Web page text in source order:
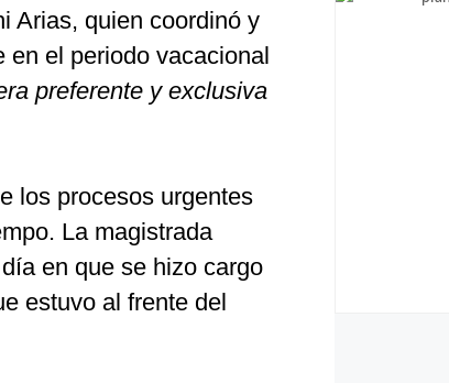
Arias, quien coordinó y
en el periodo vacacional
preferente y exclusiva
los procesos urgentes
La magistrada
en que se hizo cargo
estuvo al frente del